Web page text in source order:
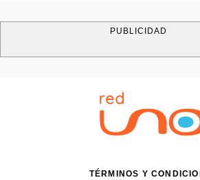
PUBLICIDAD
TÉRMINOS Y